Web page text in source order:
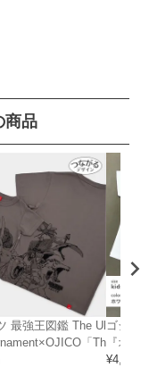
商品
最強王図鑑 The Ul
「Th
ゴジラ
『オー
¥4,510